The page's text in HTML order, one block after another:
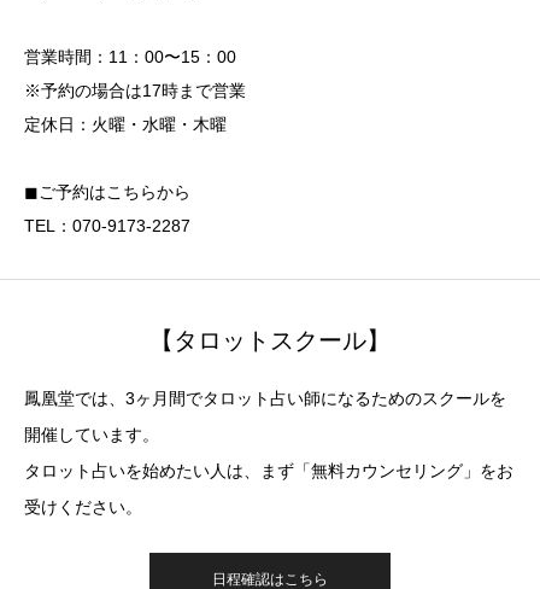
営業時間：11：00〜15：00
※予約の場合は17時まで営業
定休日：火曜・水曜・木曜
◼︎ご予約はこちらから
TEL：070-9173-2287
【タロットスクール】
鳳凰堂では、3ヶ月間でタロット占い師になるためのスクールを
開催しています。
タロット占いを始めたい人は、まず「無料カウンセリング」をお
受けください。
日程確認はこちら